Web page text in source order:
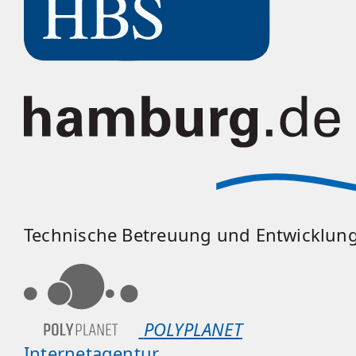
Technische Betreuung und
POLYPLANET